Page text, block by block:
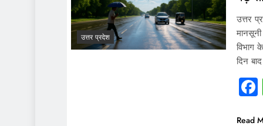
उत्तर प्रदेश
उत्तर
विभाग
दिन
Read